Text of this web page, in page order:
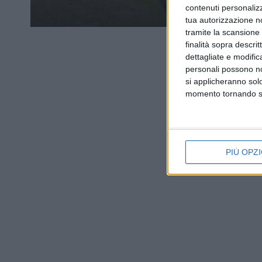
contenuti
tua autorizzazione
tramite la
finalità sopra
dettagliate e
personali possono
si applicheranno
momento tornando
PIÙ